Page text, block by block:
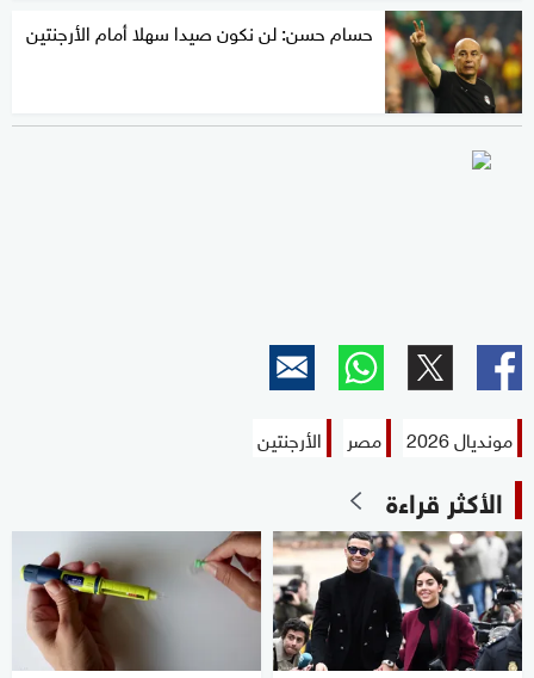
حسام حسن: لن نكون صيدا سهلا أمام الأرجنتين
مونديال 2026 مصر الأرجنتين
الأكثر قراءة